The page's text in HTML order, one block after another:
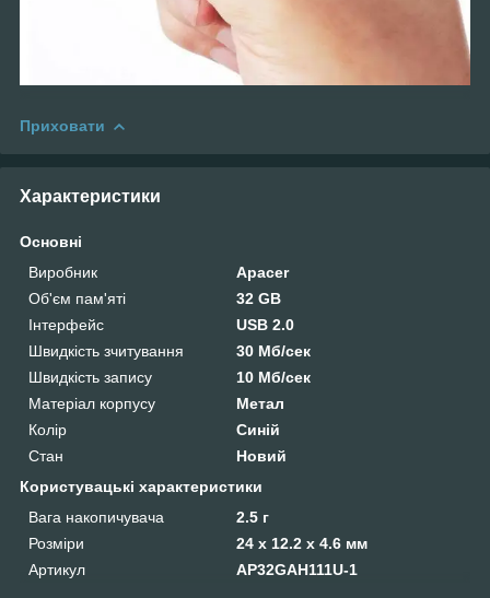
Приховати
Характеристики
Основні
Виробник
Apacer
Об'єм пам'яті
32 GB
Інтерфейс
USB 2.0
Швидкість зчитування
30 Мб/сек
Швидкість запису
10 Мб/сек
Матеріал корпусу
Метал
Колір
Синій
Стан
Новий
Користувацькі характеристики
Вага накопичувача
2.5 г
Розміри
24 х 12.2 х 4.6 мм
Артикул
AP32GAH111U-1